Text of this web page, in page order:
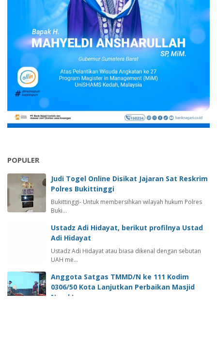
POPULER
Judi Togel Online Disikat Jajaran Sat Reskrim
Polres Bukittinggi
Bukittinggi- Untuk membersihkan wilayah hukum Polres
Buki…
Ustadz Adi Hidayat, berikut profilnya Ustad
Adi Hidayat
Ustadz Adi Hidayat atau biasa dikenal dengan sebutan
UAH me…
Anggota Satgas TMMD/N ke 111 Kodim
0306/50 Kota Lanjutkan Perbaikan Masjid
Nurul Iman